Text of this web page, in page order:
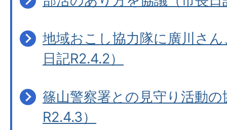
地域おこし協力隊に廣川さ
日記R2.4.2）
篠山警察署との見守り活動
R2.4.3）